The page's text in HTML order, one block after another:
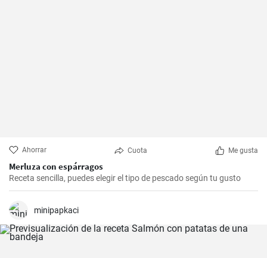
Ahorrar Cuota Me gusta
Merluza con espárragos
Receta sencilla, puedes elegir el tipo de pescado según tu gusto
minipapkaci